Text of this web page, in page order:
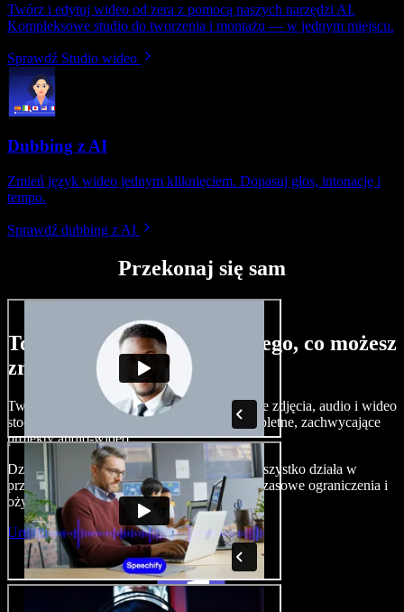
Twórz i edytuj wideo od zera z pomocą naszych narzędzi AI.
Kompleksowe studio do tworzenia i montażu — w jednym miejscu.
Sprawdź Studio wideo
Dubbing z AI
Zmień język wideo jednym kliknięciem. Dopasuj głos, intonację i
tempo.
Sprawdź dubbing z AI
Przekonaj się sam
To tylko niewielka próbka tego, co możesz
zrobić z Speechify Studio.
Twórz nagrania lektorskie, dodawaj bezpłatne zdjęcia, audio i wideo
stockowe, klonuj swój głos — i składaj kompletne, zachwycające
projekty audio-wideo.
Dzięki zerowej krzywej uczenia i temu, że wszystko działa w
przeglądarce, twórcy mogą porzucić dotychczasowe ograniczenia i
ożywić każdy kreatywny pomysł.
Uruchom Studio